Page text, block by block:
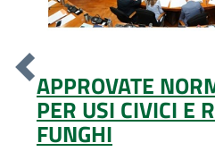
SU TETTOIE
RACCOLTA
Indietro